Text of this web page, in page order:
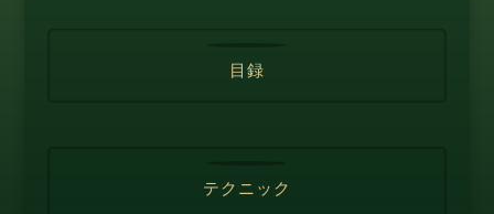
目録
テクニック